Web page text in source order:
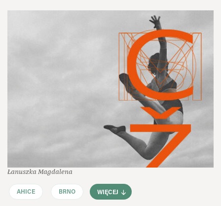
Łanuszka Magdalena
AHICE BRNO WIĘCEJ